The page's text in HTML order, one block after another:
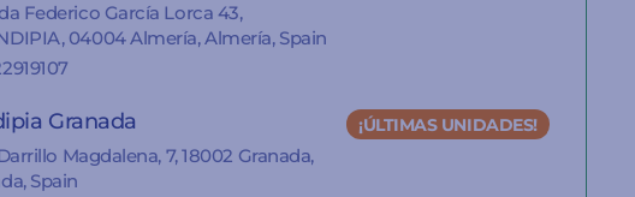
Federico García Lorca 43,
04004 Almería, Almería, Spain
Granada
Magdalena, 7, 18002 Granada,
Spain
¡ÚLTIMAS UNIDADES!